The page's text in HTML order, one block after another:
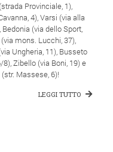
Provinciale, 1),
4), Varsi (via alla
Bedonia (via dello Sport,
mons. Lucchi, 37),
Ungheria, 11), Busseto
8), Zibello (via Boni, 19) e
Massese, 6)!
LEGGI TUTTO